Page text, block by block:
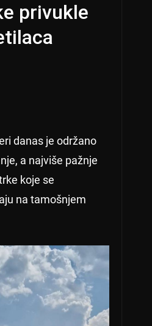
privukle
danas je održano
a najviše pažnje
koje se
na tamošnjem